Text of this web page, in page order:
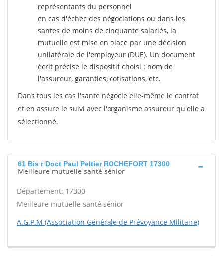
représentants du personnel
en cas d'échec des négociations ou dans les
santes de moins de cinquante salariés, la
mutuelle est mise en place par une décision
unilatérale de l'employeur (DUE). Un document
écrit précise le dispositif choisi : nom de
l'assureur, garanties, cotisations, etc.
Dans tous les cas l'sante négocie elle-même le contrat
et en assure le suivi avec l'organisme assureur qu'elle a
sélectionné.
61 Bis r Doct Paul Peltier ROCHEFORT 17300
Meilleure mutuelle santé sénior
Département: 17300
Meilleure mutuelle santé sénior
A.G.P.M (Association Générale de Prévoyance Militaire)